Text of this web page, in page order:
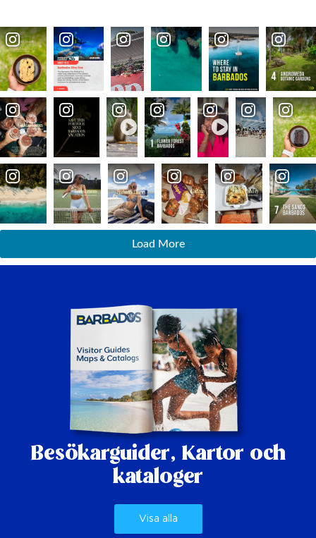
Load More
Besökarguider, Kartor och
kataloger
Visa alla